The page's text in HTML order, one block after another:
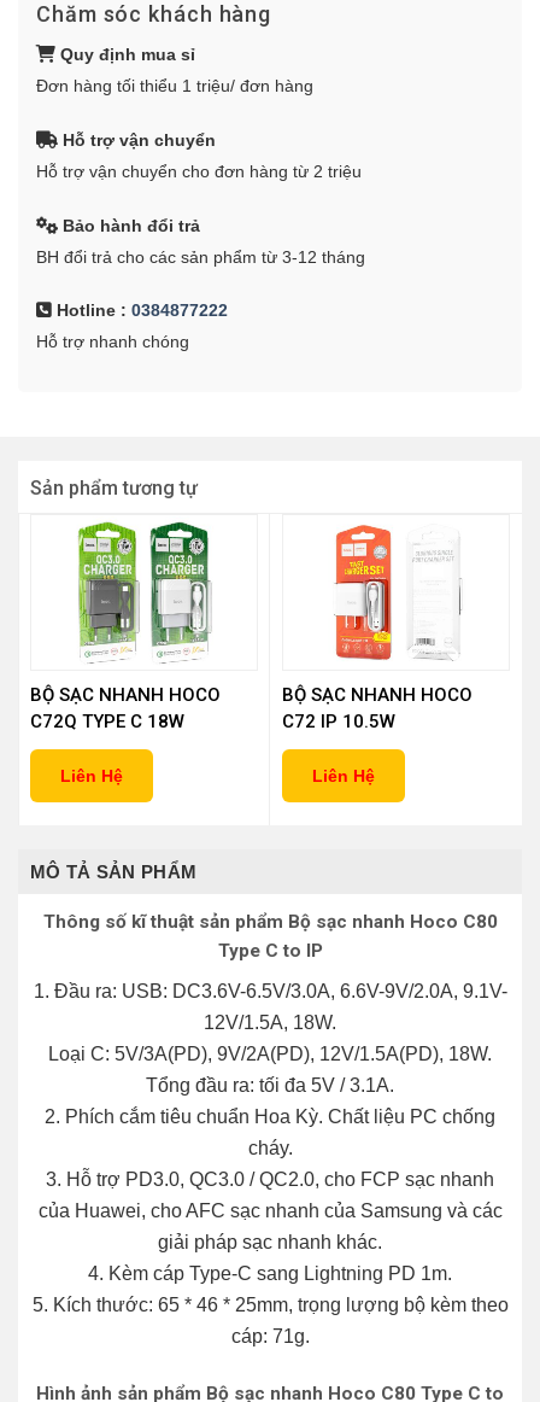
Chăm sóc khách hàng
Quy định mua sỉ
Đơn hàng tối thiểu 1 triệu/ đơn hàng
Hỗ trợ vận chuyển
Hỗ trợ vận chuyển cho đơn hàng từ 2 triệu
Bảo hành đổi trả
BH đổi trả cho các sản phẩm từ 3-12 tháng
Hotline : 0384877222
Hỗ trợ nhanh chóng
Sản phẩm tương tự
BỘ SẠC NHANH HOCO
C72Q TYPE C 18W
Liên Hệ
BỘ SẠC NHANH HOCO
C72 IP 10.5W
Liên Hệ
MÔ TẢ SẢN PHẨM
Thông số kĩ thuật sản phẩm Bộ sạc nhanh Hoco C80
Type C to IP
1. Đầu ra: USB: DC3.6V-6.5V/3.0A, 6.6V-9V/2.0A, 9.1V-
12V/1.5A, 18W.
Loại C: 5V/3A(PD), 9V/2A(PD), 12V/1.5A(PD), 18W.
Tổng đầu ra: tối đa 5V / 3.1A.
2. Phích cắm tiêu chuẩn Hoa Kỳ. Chất liệu PC chống
cháy.
3. Hỗ trợ PD3.0, QC3.0 / QC2.0, cho FCP sạc nhanh
của Huawei, cho AFC sạc nhanh của Samsung và các
giải pháp sạc nhanh khác.
4. Kèm cáp Type-C sang Lightning PD 1m.
5. Kích thước: 65 * 46 * 25mm, trọng lượng bộ kèm theo
cáp: 71g.
Hình ảnh sản phẩm Bộ sạc nhanh Hoco C80 Type C to